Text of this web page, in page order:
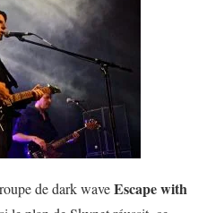
de dark waveEscape with